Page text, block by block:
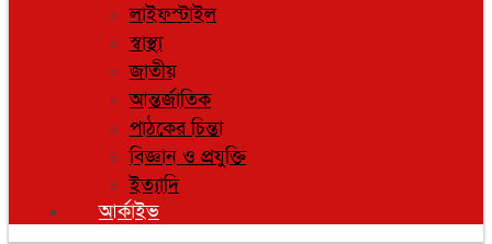
লাইফস্টাইল
স্বাস্থ্য
জাতীয়
আন্তর্জাতিক
পাঠকের চিন্তা
বিজ্ঞান ও প্রযুক্তি
ইত্যাদি
আর্কাইভ